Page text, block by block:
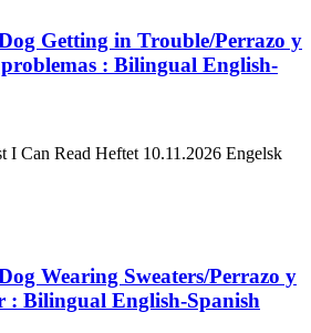
Getting in Trouble/Perrazo y
problemas : Bilingual English-
I Can Read Heftet 10.11.2026 Engelsk
Wearing Sweaters/Perrazo y
: Bilingual English-Spanish